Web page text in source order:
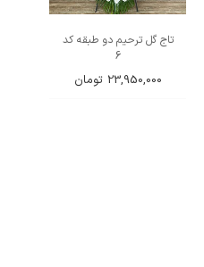
تاج گل ترحیم دو طبقه کد
6
23,950,000 تومان